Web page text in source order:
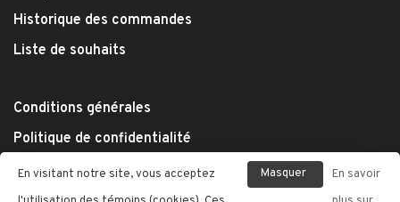
Historique des commandes
Liste de souhaits
Conditions générales
Politique de confidentialité
Modes de paiement
En visitant notre site, vous acceptez
Masquer
En savoir